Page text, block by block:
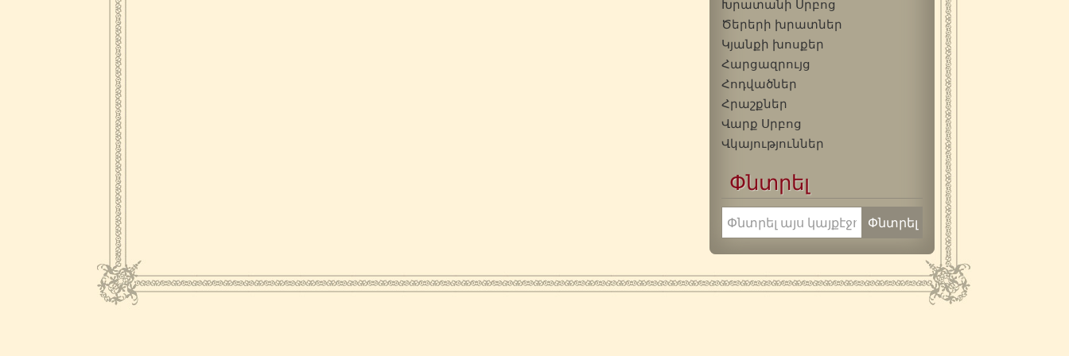
Խրատանի Սրբոց
Ծերերի խրատներ
Կյանքի խոսքեր
Հարցազրույց
Հոդվածներ
Հրաշքներ
Վարք Սրբոց
Վկայություններ
Փնտրել